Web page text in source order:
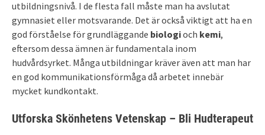
utbildningsnivå. I de flesta fall måste man ha avslutat
gymnasiet eller motsvarande. Det är också viktigt att ha en
god förståelse för grundläggande biologioch kemi,
eftersom dessa ämnen är fundamentala inom
hudvårdsyrket. Många utbildningar kräver även att man har
en god kommunikationsförmåga då arbetet innebär
mycket kundkontakt.
Utforska Skönhetens Vetenskap – Bli Hudterapeut